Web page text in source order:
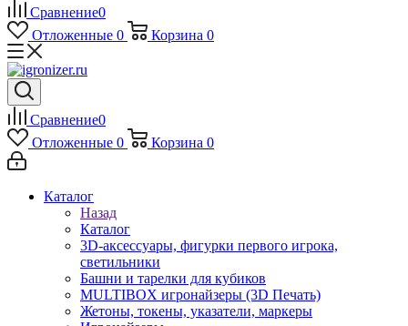
Сравнение0
Отложенные 0 Корзина 0
Сравнение0
Отложенные 0 Корзина 0
Каталог
Назад
Каталог
3D-аксессуары, фигурки первого игрока,
светильники
Башни и тарелки для кубиков
MULTIBOX игронайзеры (3D Печать)
Жетоны, токены, указатели, маркеры